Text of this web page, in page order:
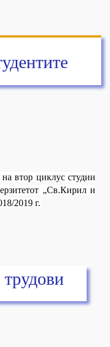
втор циклус студии
„Св.Кирил и
2019 г.